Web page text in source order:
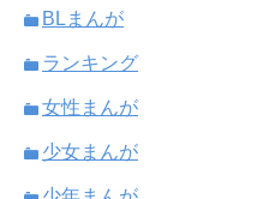
BLまんが
ランキング
女性まんが
少女まんが